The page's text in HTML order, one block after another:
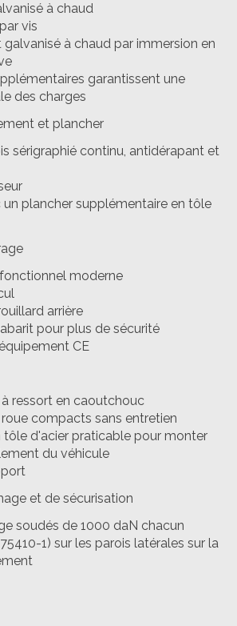
à chaud
vis
à chaud par immersion en
garantissent une
des charges
et plancher
sérigraphié continu, antidérapant et
plancher supplémentaire en tôle
moderne
arrière
pour plus de sécurité
CE
ressort en caoutchouc
compacts sans entretien
tôle d'acier praticable pour monter
du véhicule
et de sécurisation
soudés de 1000 daN chacun
1) sur les parois latérales sur la